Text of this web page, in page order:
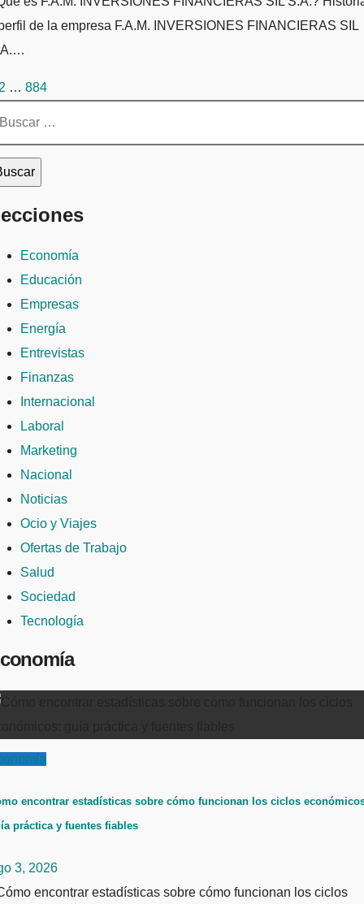
de la empresa F.A.M. INVERSIONES FINANCIERAS SIL
… 884
Economía
Educación
Empresas
Energía
Entrevistas
Finanzas
Internacional
Laboral
Marketing
Nacional
Noticias
Ocio y Viajes
Ofertas de Trabajo
Salud
Sociedad
Tecnología
encontrar estadísticas sobre cómo funcionan los ciclos
práctica y fuentes fiables
3, 2026
encontrar estadísticas sobre cómo funcionan los ciclos